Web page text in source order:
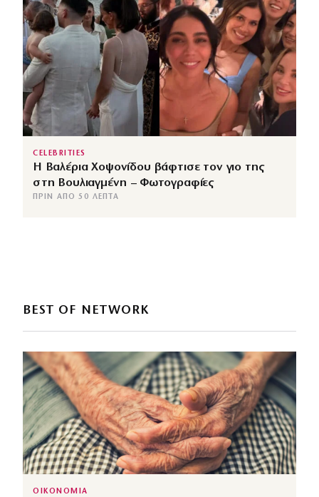
CELEBRITIES
Η Βαλέρια Χοψονίδου βάφτισε τον γιο της
στη Βουλιαγμένη – Φωτογραφίες
ΠΡΙΝ ΑΠΌ 50 ΛΕΠΤΆ
BEST OF NETWORK
ΟΙΚΟΝΟΜΙΑ